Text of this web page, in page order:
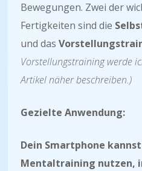
Bewegungen. Zwei der
Fertigkeiten sind die
und das
Vorstellungstraining werde
Artikel näher beschreiben.)
Gezielte Anwendung:
Dein Smartphone
Mentaltraining nutzen,